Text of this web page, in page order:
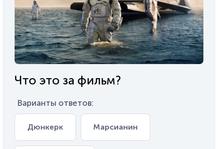
Что это за фильм?
Варианты ответов:
Дюнкерк Марсианин